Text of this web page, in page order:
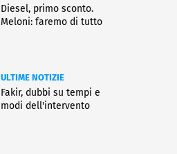
Diesel, primo sconto.
Meloni: faremo di tutto
ULTIME NOTIZIE
Fakir, dubbi su tempi e
modi dell'intervento